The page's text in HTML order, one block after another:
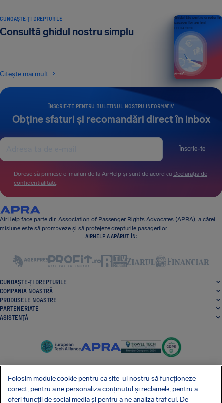
ÎNSCRIE-TE PENTRU BULETINUL NOSTRU INFORMATIV
Obține sfaturi și recomandări direct în inbox
Înscrie-te
Doresc să primesc e-mailuri de la AirHelp și sunt de acord cu Declarația de
confidențialitate
CUNOAȘTE-ȚI DREPTURILE
Consultă ghidul nostru simplu
Citește mai mult
Ghidul tău pentru drepturile
pasagerilor aerieni
EDIȚIA 2026
AirHelp face parte din Association of Passenger Rights Advocates (APRA), a cărei
misiune este să promoveze și să protejeze drepturile pasagerilor.
AIRHELP A APĂRUT ÎN:
CUNOAȘTE-ȚI DREPTURILE
COMPANIA NOASTRĂ
PRODUSELE NOASTRE
PARTENERIATE
ASISTENȚĂ
SocialFacebook
SocialTwitter
SocialInstagram
SocialLinkedin
Folosim module cookie pentru ca site-ul nostru să funcționeze
corect, pentru a ne personaliza conținutul și reclamele, pentru a
oferi funcții de social media și pentru a ne analiza traficul. De